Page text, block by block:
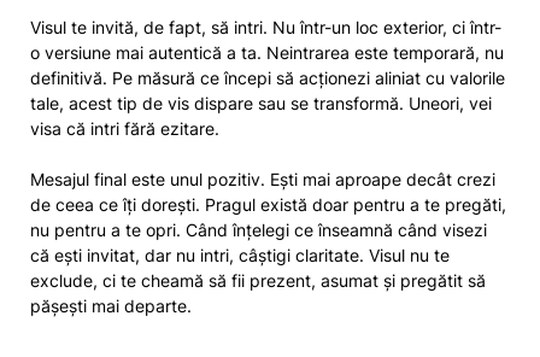
Visul te invită, de fapt, să intri. Nu într-un loc exterior, ci într-
o versiune mai autentică a ta. Neintrarea este temporară, nu
definitivă. Pe măsură ce începi să acționezi aliniat cu valorile
tale, acest tip de vis dispare sau se transformă. Uneori, vei
visa că intri fără ezitare.
Mesajul final este unul pozitiv. Ești mai aproape decât crezi
de ceea ce îți dorești. Pragul există doar pentru a te pregăti,
nu pentru a te opri. Când înțelegi ce înseamnă când visezi
că ești invitat, dar nu intri, câștigi claritate. Visul nu te
exclude, ci te cheamă să fii prezent, asumat și pregătit să
pășești mai departe.